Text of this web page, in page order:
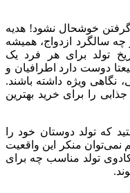
گرفتن خوشحال نشود! هدیه
سالگرد ازدواج، همیشه
تولد برای هر فرد یک
دوست دارد اطرافیان و
نگاهی ویژه داشته باشند.
را برای خرید بهترین
که تولد دوستان خود را
نمی‌توان منکر این واقعیت
تولد مناسب چه برای